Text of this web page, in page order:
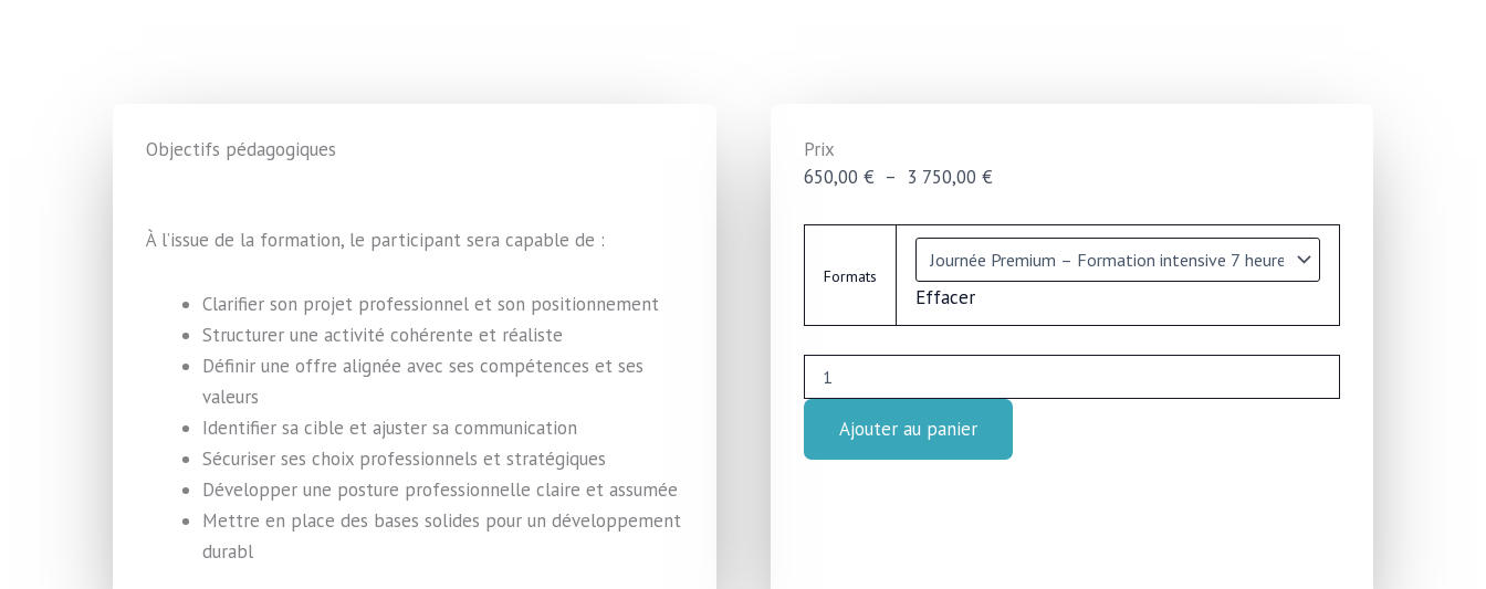
Objectifs pédagogiques
À l’issue de la formation, le participant sera capable de :
Clarifier son projet professionnel et son positionnement
Structurer une activité cohérente et réaliste
Définir une offre alignée avec ses compétences et ses
valeurs
Identifier sa cible et ajuster sa communication
Sécuriser ses choix professionnels et stratégiques
Développer une posture professionnelle claire et assumée
Mettre en place des bases solides pour un développement
durabl
Prix
650,00 € – 3 750,00 €Plage
prix :
650,00 €
3
750,00 €
Formats
Effacer
Formation
Mentorat
Consulting
pour
professionnels
l’accompagnement
Ajouter au panier